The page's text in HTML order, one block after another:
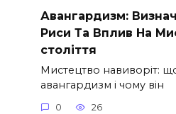
Авангардизм:
Риси Та Вплив На
століття
Мистецтво навиворіт:
авангардизм і чому він
0 26